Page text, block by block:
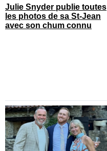
Julie Snyder publie toutes
les photos de sa St-Jean
avec son chum connu